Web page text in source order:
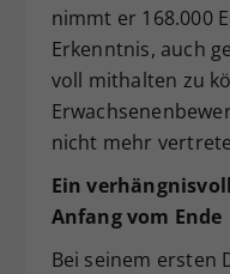
nimmt er 168.000
Erkenntnis, auch
voll mithalten zu
nicht mehr
Ein
Anfang vom Ende
Bei seinem ersten